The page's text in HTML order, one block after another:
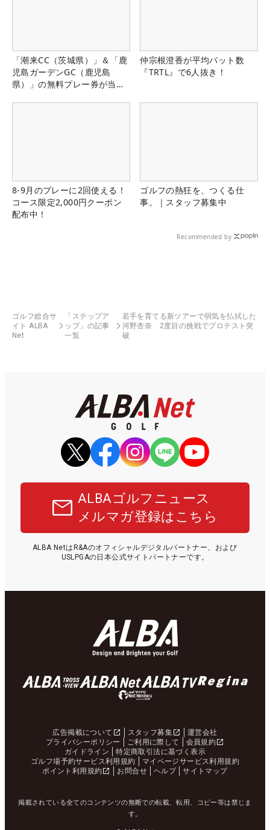
「潮来CC（茨城県）」＆「鹿
児島ガーデンGC（鹿児島
県）」の無料プレー券が当た
仲宗根澄香が平均パット数
『TRTL』で6人抜き！
8-9月のプレーに2回使える！
コース限定2,000円クーポン
配布中！
ゴルフの熱狂を、つくる仕
事。｜スタッフ募集中
Recommended by
ゴルフ総合サ
イト ALBA
Net
「ステップア
ップ」の記事
一覧
若手を育てる新ツアーで弱気を払拭した
河野杏奈 2度目の挑戦でプロテスト突
破
ALBAゴルフニュース
メルマガ登録はこちら
ALBA NetはR&Aのオフィシャルデジタルパートナー、および
USLPGAの日本公式サイトパートナーです。
広告掲載について スタッフ募集
運営会社
プライバシーポリシー
ご利用に際して
会員規約
ガイドライン
特定商取引法に基づく表示
ゴルフ場予約サービス利用規約
マイページサービス利用規約
ポイント利用規約
お問合せ ヘルプ サイトマップ
掲載されている全てのコンテンツの無断での転載、転用、コピー等は禁じま
す。